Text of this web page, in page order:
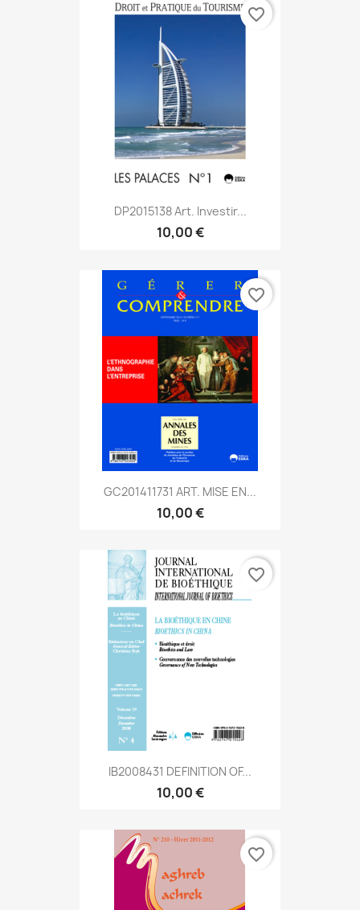
DP2015138 Art. Investir...
10,00 €
favorite_border
GC201411731 ART. MISE EN...
10,00 €
favorite_border
IB2008431 DEFINITION OF...
10,00 €
favorite_border
favorite_border